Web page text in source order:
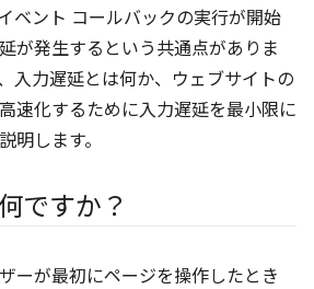
ベント コールバックの実行が開始
が発生するという共通点がありま
入力遅延とは何か、ウェブサイトの
速化するために入力遅延を最小限に
明します。
ですか？
ーが最初にページを操作したとき